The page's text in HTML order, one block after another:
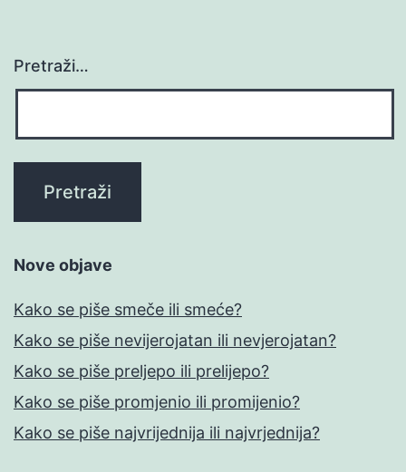
Pretraži…
Nove objave
Kako se piše smeče ili smeće?
Kako se piše nevijerojatan ili nevjerojatan?
Kako se piše preljepo ili prelijepo?
Kako se piše promjenio ili promijenio?
Kako se piše najvrijednija ili najvrjednija?